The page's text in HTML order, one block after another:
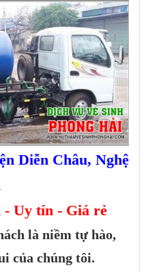
Diễn Châu, Nghệ
- Uy tín - Giá rẻ
là niềm tự hào,
của chúng tôi.